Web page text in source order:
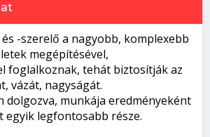
-szerelő a nagyobb, komplexebb
megépítésével,
foglalkoznak, tehát biztosítják az
vázát, nagyságát.
dolgozva, munkája eredményeként
egyik legfontosabb része.